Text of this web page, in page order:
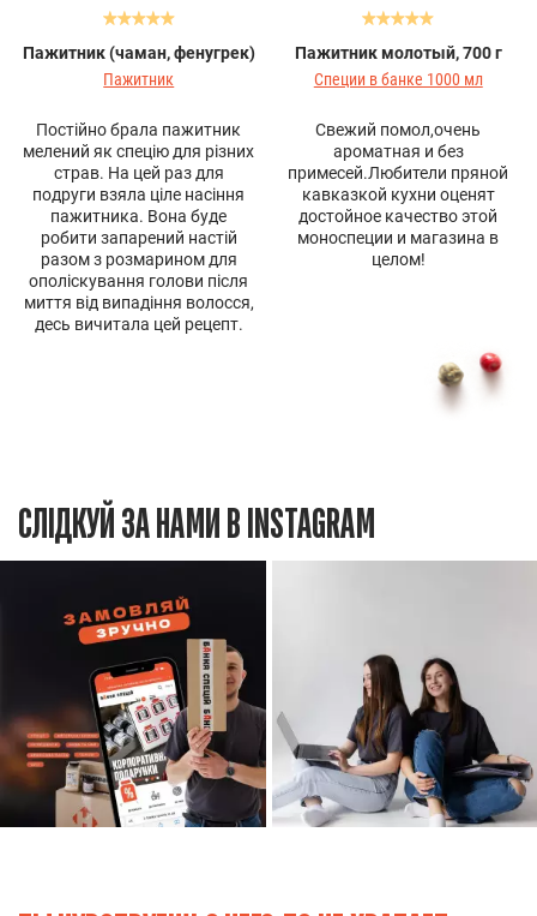
Пажитник (чаман, фенугрек)
Пажитник
Постійно брала пажитник
мелений як спецію для різних
страв. На цей раз для
подруги взяла ціле насіння
пажитника. Вона буде
робити запарений настій
разом з розмарином для
ополіскування голови після
миття від випадіння волосся,
десь вичитала цей рецепт.
Пажитник молотый, 700 г
Специи в банке 1000 мл
Свежий помол,очень
ароматная и без
примесей.Любители пряной
кавказкой кухни оценят
достойное качество этой
моноспеции и магазина в
целом!
СЛІДКУЙ ЗА НАМИ В INSTAGRAM